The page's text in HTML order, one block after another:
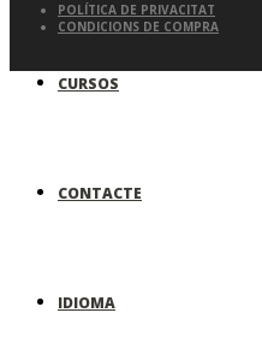
CURSOS
CONTACTE
IDIOMA
POLÍTICA DE PRIVACITAT
CONDICIONS DE COMPRA